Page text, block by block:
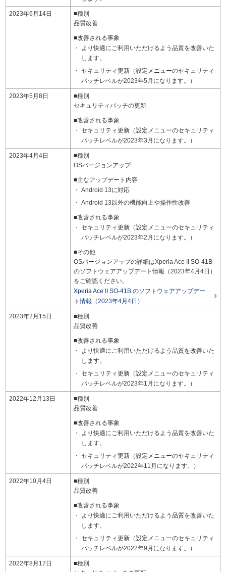
2023年6月14日
■種別
品質改善
■改善される事象
より快適にご利用いただけるよう品質を改善いた
します。
セキュリティ更新（設定メニューのセキュリティ
パッチレベルが2023年5月になります。）
2023年5月8日
■種別
セキュリティパッチの更新
■改善される事象
セキュリティ更新（設定メニューのセキュリティ
パッチレベルが2023年3月になります。）
2023年4月4日
■種別
OSバージョンアップ
■主なアップデート内容
Android 13に対応
Android 13以外の機能向上や操作性改善
■改善される事象
セキュリティ更新（設定メニューのセキュリティ
パッチレベルが2023年2月になります。）
■その他
OSバージョンアップの詳細はXperia Ace II SO-41B
のソフトウェアアップデート情報（2023年4月4日）
をご確認ください。
Xperia Ace II SO-41B のソフトウェアアップデー
ト情報（2023年4月4日）

2023年2月15日
■種別
品質改善
■改善される事象
より快適にご利用いただけるよう品質を改善いた
します。
セキュリティ更新（設定メニューのセキュリティ
パッチレベルが2023年1月になります。）
2022年12月13日
■種別
品質改善
■改善される事象
より快適にご利用いただけるよう品質を改善いた
します。
セキュリティ更新（設定メニューのセキュリティ
パッチレベルが2022年11月になります。）
2022年10月4日
■種別
品質改善
■改善される事象
より快適にご利用いただけるよう品質を改善いた
します。
セキュリティ更新（設定メニューのセキュリティ
パッチレベルが2022年9月になります。）
2022年8月17日
■種別